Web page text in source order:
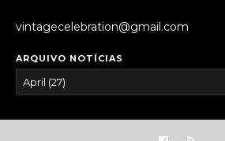
vintagecelebration@gmail.com
ARQUIVO NOTÍCIAS